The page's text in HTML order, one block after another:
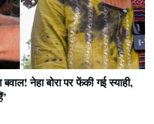
नेहा बोरा पर फेंकी गई स्याही,